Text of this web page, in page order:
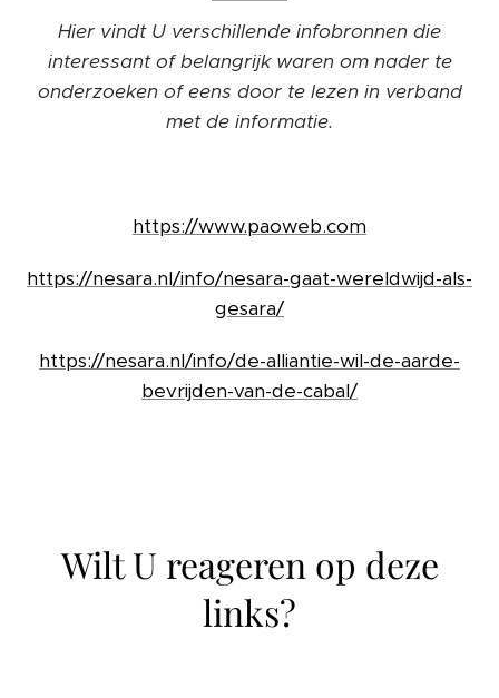
Hier vindt U verschillende infobronnen die
interessant of belangrijk waren om nader te
onderzoeken of eens door te lezen in verband
met de informatie.
https://www.paoweb.com
https://nesara.nl/info/nesara-gaat-wereldwijd-als-
gesara/
https://nesara.nl/info/de-alliantie-wil-de-aarde-
bevrijden-van-de-cabal/
Wilt U reageren op deze
links?